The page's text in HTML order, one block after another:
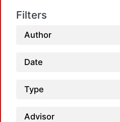
Filters
Author
Date
Type
Advisor